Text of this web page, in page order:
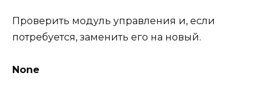
Проверить модуль управления и, если
потребуется, заменить его на новый.
None